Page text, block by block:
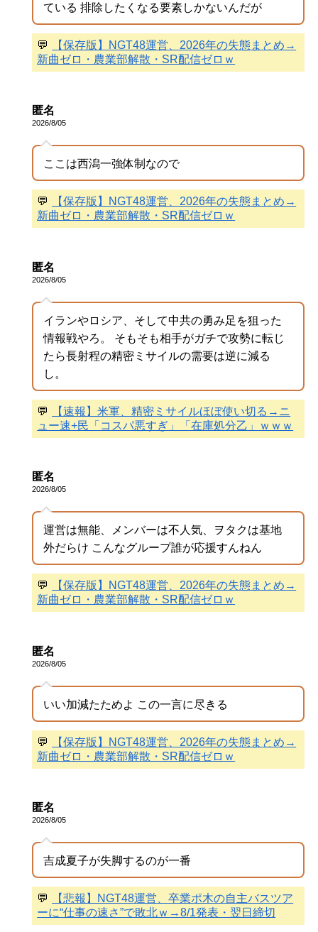
ている 排除したくなる要素しかないんだが
💬
【保存版】NGT48運営、2026年の失態まとめ→
新曲ゼロ・農業部解散・SR配信ゼロｗ
匿名
2026/8/05
ここは西潟一強体制なので
💬
【保存版】NGT48運営、2026年の失態まとめ→
新曲ゼロ・農業部解散・SR配信ゼロｗ
匿名
2026/8/05
イランやロシア、そして中共の勇み足を狙った
情報戦やろ。 そもそも相手がガチで攻勢に転じ
たら長射程の精密ミサイルの需要は逆に減る
し。
💬
【速報】米軍、精密ミサイルほぼ使い切る→ニ
ュー速+民「コスパ悪すぎ」「在庫処分乙」ｗｗｗ
匿名
2026/8/05
運営は無能、メンバーは不人気、ヲタクは基地
外だらけ こんなグループ誰が応援すんねん
💬
【保存版】NGT48運営、2026年の失態まとめ→
新曲ゼロ・農業部解散・SR配信ゼロｗ
匿名
2026/8/05
いい加減たためよ この一言に尽きる
💬
【保存版】NGT48運営、2026年の失態まとめ→
新曲ゼロ・農業部解散・SR配信ゼロｗ
匿名
2026/8/05
吉成夏子が失脚するのが一番
💬
【悲報】NGT48運営、卒業ポ木の自主バスツア
ーに“仕事の速さ”で敗北ｗ→8/1発表・翌日締切